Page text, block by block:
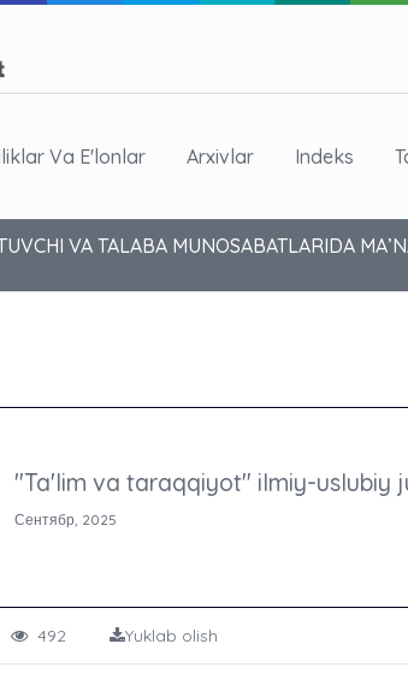
Va E'lonlar Arxivlar Indeks
VA TALABA MUNOSABATLARIDA
"Ta'lim va taraqqiyot" ilmiy-uslubiy
Сентябр, 2025
492 Yuklab olish